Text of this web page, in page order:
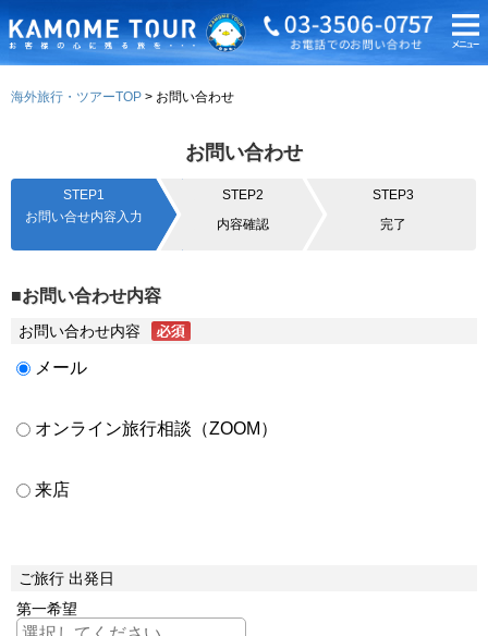
海外旅行・ツアーTOP お問い合わせ
お問い合わせ
STEP1
お問い合せ内容入力
STEP2
内容確認
STEP3
完了
■お問い合わせ内容
お問い合わせ内容
メール
オンライン旅行相談（ZOOM）
来店
ご旅行 出発日
第一希望